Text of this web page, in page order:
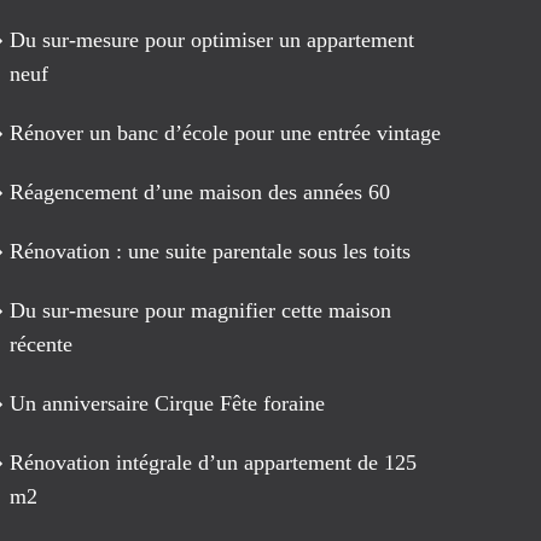
être
la
page
produit
Du sur-mesure pour optimiser un appartement
neuf
Rénover un banc d’école pour une entrée vintage
Réagencement d’une maison des années 60
Rénovation : une suite parentale sous les toits
Du sur-mesure pour magnifier cette maison
récente
Un anniversaire Cirque Fête foraine
Rénovation intégrale d’un appartement de 125
m2